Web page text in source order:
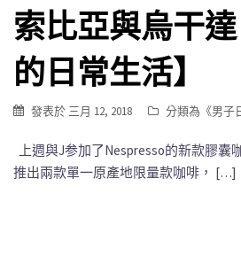
索比亞與烏干
的日常生活】
發表於 三月 12, 2018 分類為《男子
上週與J参加了Nespresso的新款膠囊
推出兩款單一原產地限量款咖啡， […]